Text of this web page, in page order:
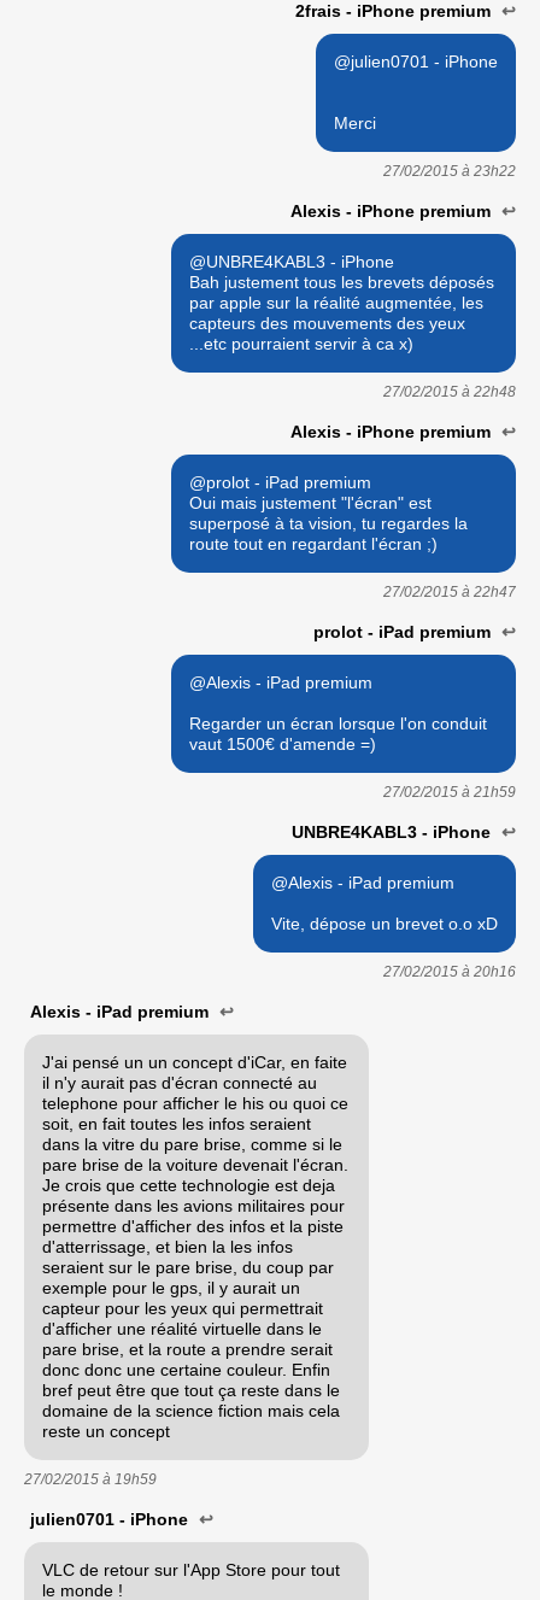
2frais - iPhone premium ↩
@julien0701 - iPhone
Merci
27/02/2015 à 23h22
Alexis - iPhone premium ↩
@UNBRE4KABL3 - iPhone
Bah justement tous les brevets déposés
par apple sur la réalité augmentée, les
capteurs des mouvements des yeux
...etc pourraient servir à ca x)
27/02/2015 à 22h48
Alexis - iPhone premium ↩
@prolot - iPad premium
Oui mais justement "l'écran" est
superposé à ta vision, tu regardes la
route tout en regardant l'écran ;)
27/02/2015 à 22h47
prolot - iPad premium ↩
@Alexis - iPad premium
Regarder un écran lorsque l'on conduit
vaut 1500€ d'amende =)
27/02/2015 à 21h59
UNBRE4KABL3 - iPhone ↩
@Alexis - iPad premium
Vite, dépose un brevet o.o xD
27/02/2015 à 20h16
Alexis - iPad premium ↩
J'ai pensé un un concept d'iCar, en faite
il n'y aurait pas d'écran connecté au
telephone pour afficher le his ou quoi ce
soit, en fait toutes les infos seraient
dans la vitre du pare brise, comme si le
pare brise de la voiture devenait l'écran.
Je crois que cette technologie est deja
présente dans les avions militaires pour
permettre d'afficher des infos et la piste
d'atterrissage, et bien la les infos
seraient sur le pare brise, du coup par
exemple pour le gps, il y aurait un
capteur pour les yeux qui permettrait
d'afficher une réalité virtuelle dans le
pare brise, et la route a prendre serait
donc donc une certaine couleur. Enfin
bref peut être que tout ça reste dans le
domaine de la science fiction mais cela
reste un concept
27/02/2015 à 19h59
julien0701 - iPhone ↩
VLC de retour sur l'App Store pour tout
le monde !